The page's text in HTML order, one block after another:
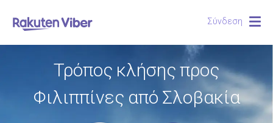
Σύνδεση
Τρόπος κλήσης προς
Φιλιππίνες από Σλοβακία